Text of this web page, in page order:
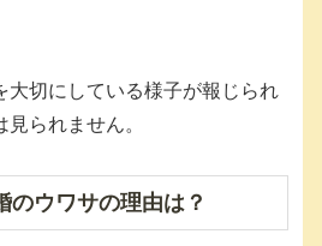
大切にしている様子が報じられ
られません。
のウワサの理由は？